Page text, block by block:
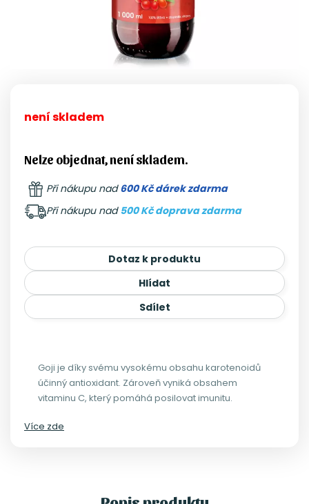
není skladem
Nelze objednat, není skladem.
Při nákupu nad600 Kč dárek zdarma
Při nákupu nad 500 Kč doprava zdarma
Dotaz k produktu
Hlídat
Sdílet
Goji je díky svému vysokému obsahu karotenoidů
účinný antioxidant. Zároveň vyniká obsahem
vitaminu C, který pomáhá posilovat imunitu.
Více zde